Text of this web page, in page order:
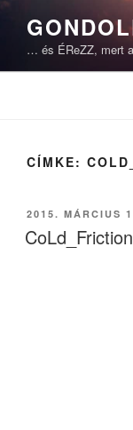
Tartalomhoz
… és ÉReZZ, mert
CÍMKE:
BEKÜLDVE:
2015. MÁRCIUS